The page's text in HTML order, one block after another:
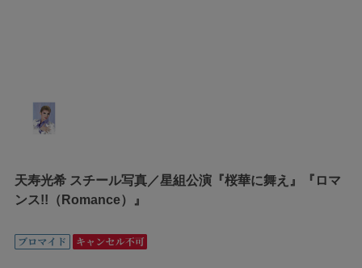
天寿光希 スチール写真／星組公演『桜華に舞え』『ロマ
ンス!!（Romance）』